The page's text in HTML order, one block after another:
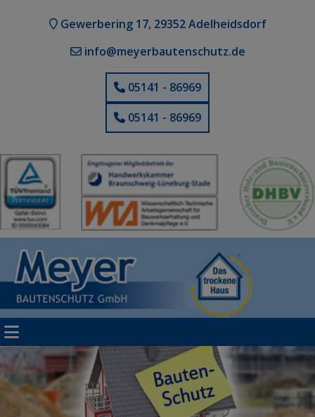
Gewerbering 17, 29352 Adelheidsdorf
info@meyerbautenschutz.de
05141 - 86969
05141 - 86969